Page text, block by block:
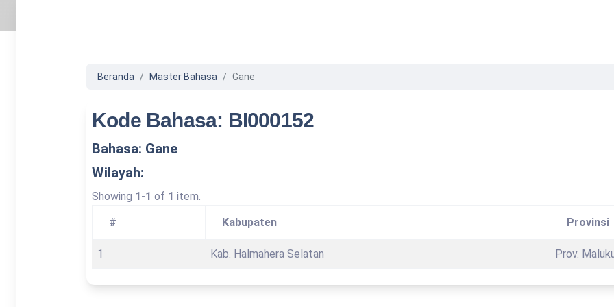
Beranda Master Bahasa Gane
Kode Bahasa: BI000152
Bahasa: Gane
Wilayah:
Showing 1-1 of 1 item.
#
Kabupaten Provinsi
1 Kab. Halmahera Selatan Prov.